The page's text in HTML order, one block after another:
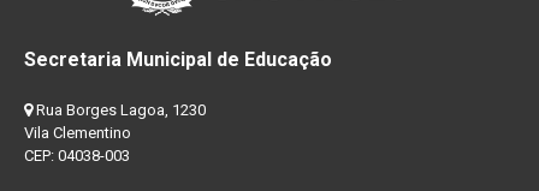
Secretaria Municipal de Educação
Rua Borges Lagoa, 1230
Vila Clementino
CEP: 04038-003